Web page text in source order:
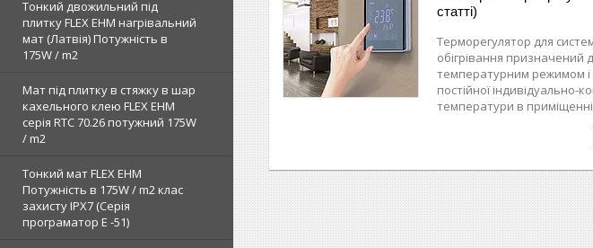
Тонкий двожильний під
плитку FLEX EHM нагрівальний
мат (Латвія) Потужність в
175W / m2
Мат під плитку в стяжку в шар
кахельного клею FLEX EHM
серія RTC 70.26 потужний 175W
/ m2
Тонкий мат FLEX EHM
Потужність в 175W / m2 клас
захисту IPX7 (Серія
програматор Е -51)
статті)
Терморегулятор для
обігрівання призначений
температурним режимом і
постійної індивідуально-
температури в